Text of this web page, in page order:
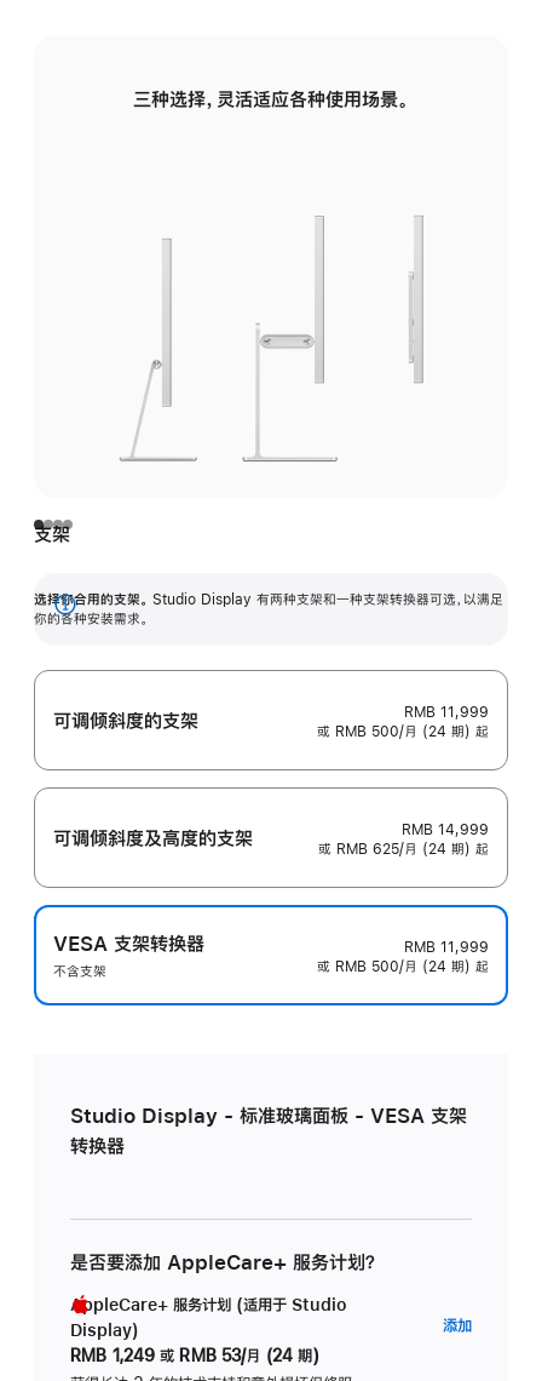
三种选择，灵活适应各种使用场景。
支架
选择你合用的支架。 Studio Display 有两种支架和一种支架转换器可选，以满足
你的各种安装需求。
展
可调倾斜度的支架
RMB 11,999
或 RMB 500/月 (24 期) 起
可调倾斜度及高‍度的支‍架
RMB 14,999
或 RMB 625/月 (24 期) 起
VESA 支架转换器
不含支架
RMB 11,999
或 RMB 500/月 (24 期) 起
Studio Display - 标准玻璃面板 - VESA 支架
转换器
是否要添加 AppleCare+ 服务计划？
AppleCare+ 服务计划 (适用于 Studio
Display)
RMB 1,249 或 RMB 53/月 (24 期)
添加